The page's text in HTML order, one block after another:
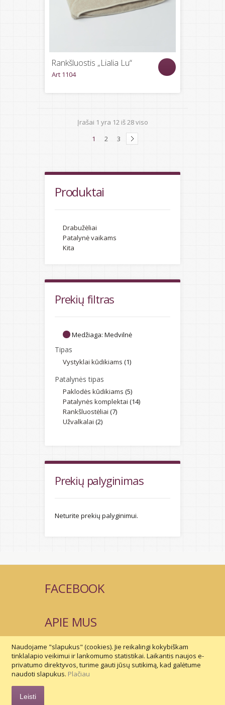
Rankšluostis „Lialia Lu“
Art 1104
Įrašai 1 yra 12iš28viso
1
2 3
Produktai
Drabužėliai
Patalynė vaikams
Kita
Prekių filtras
Medžiaga: Medvilnė
Tipas
Vystyklai kūdikiams (1)
Patalynės tipas
Paklodės kūdikiams (5)
Patalynės komplektai (14)
Rankšluostėliai (7)
Užvalkalai (2)
Prekių palyginimas
Neturite prekių palyginimui.
FACEBOOK
APIE MUS
SUSISIEKIME
Naudojame "slapukus" (cookies). Jie reikalingi kokybiškam
tinklalapio veikimui ir lankomumo statistikai. Laikantis naujos e-
privatumo direktyvos, turime gauti jūsų sutikimą, kad galėtume
naudoti slapukus. Plačiau
Leisti